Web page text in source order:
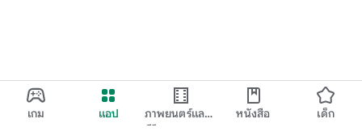
เกม แอป
ภาพยนตร์และ
ทีวี
หนังสือ เด็ก